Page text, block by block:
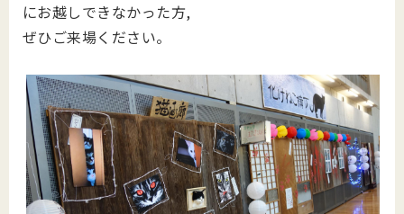
にお越しできなかった方,
ぜひご来場ください。